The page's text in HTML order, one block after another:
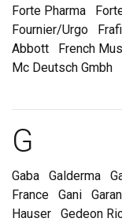
Forte Pharma
Fournier/Urgo
Abbott
French
Mc Deutsch Gmbh
G
Gaba Galderma
France
Gani
Hauser
Gedeon